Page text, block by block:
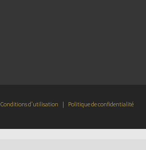
Conditions d’utilisation | Politique de confidentialité